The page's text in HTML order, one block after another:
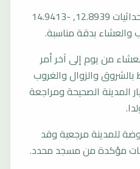
المرجع العام للمدينة يستخدم إحداثيات 12.8939, -14.9413
والعشاء بدقة مناسبة.
من يوم إلى آخر أمر
بالشروق والزوال والغروب
المدينة الصحيحة ومراجعة
للمدينة مرجعية وقد
مؤكدة من مسجد محدد.